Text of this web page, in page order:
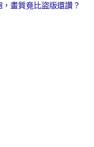
畫質竟比盜版還讚？